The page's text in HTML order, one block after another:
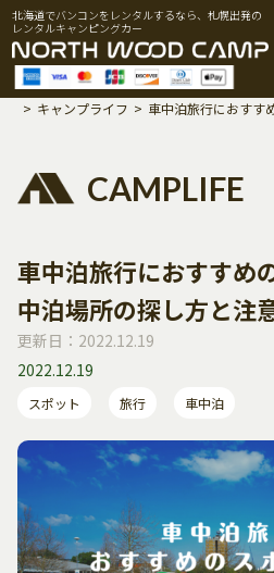
北海道でバンコンをレンタルするなら、札幌出発の
レンタルキャンピングカー
> キャンプライフ > 車中泊旅行におすす
CAMPLIFE
車中泊旅行におすすめ
中泊場所の探し方と注
更新日：2022.12.19
2022.12.19
スポット 旅行 車中泊